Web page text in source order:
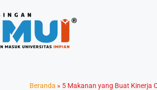
Beranda » 5 Makanan yang Buat Kinerja